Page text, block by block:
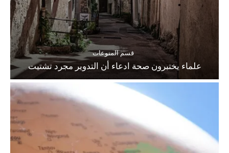
قسم المنوعات
علماء يختبرون صحة ادعاء أن التدوير مجرد تشتيت